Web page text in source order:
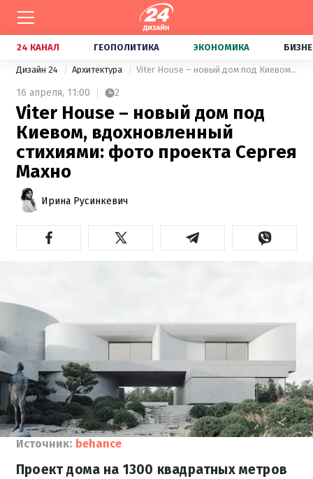
24 КАНАЛ ГЕОПОЛИТИКА ЭКОНОМИКА
Дизайн 24 Архитектура Viter House – новый дом под Киевом, вдохновленный стихиями: фото проекта Сергея Махно
16 апреля, 11:00 2
Viter House – новый дом под
Киевом, вдохновленный
стихиями: фото проекта Сергея
Махно
Ирина Русинкевич
Источник: behance
Проект дома на 1300 квадратных метров